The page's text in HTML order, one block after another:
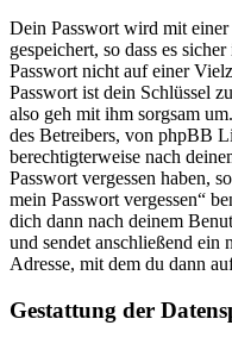
Dein Passwort wird mit
gespeichert, so dass es
Passwort nicht auf einer
Passwort ist dein Schlüssel
also geh mit ihm sorgsam
des Betreibers, von phpBB
berechtigterweise nach
Passwort vergessen haben,
mein Passwort vergessen“
dich dann nach deinem
und sendet anschließend ein
Adresse, mit dem du dann
Gestattung der